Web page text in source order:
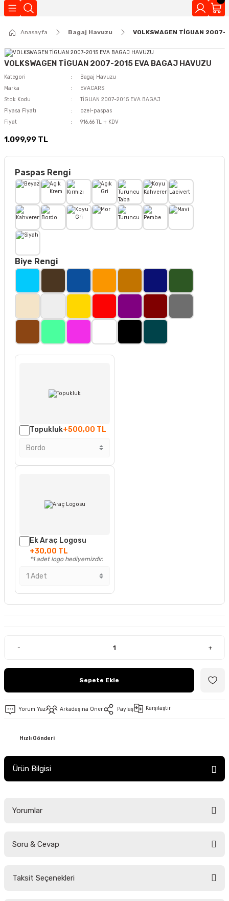
Anasayfa Bagaj Havuzu VOLKSWAGEN TİGUAN 2007-
VOLKSWAGEN TİGUAN 2007-2015 EVA BAGAJ HAVUZU
Kategori
Bagaj Havuzu
Marka
EVACARS
Stok Kodu
TİGUAN 2007-2015 EVA BAGAJ
Piyasa Fiyatı
ozel-paspas
Fiyat
916,66 TL + KDV
1.099,99 TL
Paspas Rengi
Biye Rengi
Topukluk+500,00 TL
Ek Araç Logosu
+30,00 TL
*1 adet logo hediyemizdir.
- +
Sepete Ekle
Yorum Yaz Arkadaşına Öner Paylaş Karşılaştır
Hızlı Gönderi
Ürün Bilgisi
Yorumlar
Soru & Cevap
Taksit Seçenekleri